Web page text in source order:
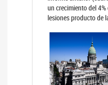
un crecimiento del
lesiones producto de